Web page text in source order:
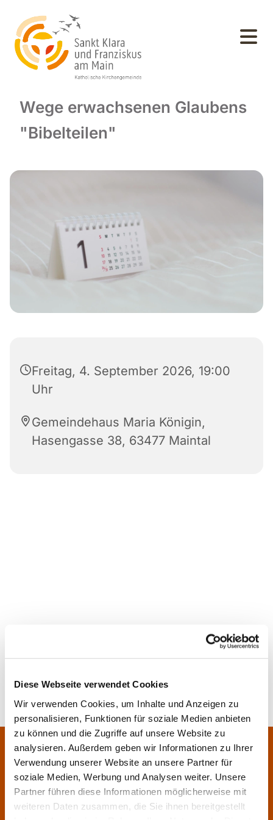
Diese Webseite verwendet Cookies
Wir verwenden Cookies, um Inhalte und Anzeigen zu
personalisieren, Funktionen für soziale Medien anbieten
zu können und die Zugriffe auf unsere Website zu
analysieren. Außerdem geben wir Informationen zu Ihrer
Verwendung unserer Website an unsere Partner für
soziale Medien, Werbung und Analysen weiter. Unsere
Partner führen diese Informationen möglicherweise mit
weiteren Daten zusammen, die Sie ihnen bereitgestellt
Wege erwachsenen Glaubens
"Bibelteilen"
Freitag, 4. September 2026, 19:00
Uhr
Gemeindehaus Maria Königin,
Hasengasse 38, 63477 Maintal
Pfarrei Sankt Klara und Franziskus am Main
Zentrales Pfarrbüro:
Im Bangert 8,63450 Hanau
 06181 9230070
pfarrei.klara-franziskus@bistum-fulda.de